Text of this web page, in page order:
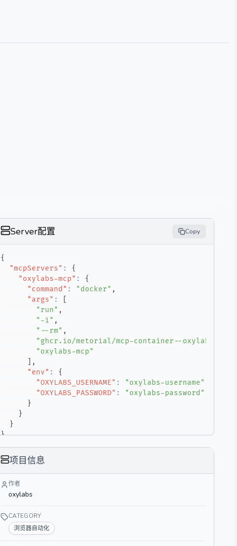
Server配置 Copy
{
"mcpServers" :
{
"oxylabs-mcp" :
{
"command" : "docker" ,
"args" :
"run" ,
"-i" ,
"--rm" ,
"ghcr.io/metorial/mcp-container--oxylabs--
"oxylabs-mcp"
,
"env" :
{
"OXYLABS_USERNAME" : "oxylabs-username"
"OXYLABS_PASSWORD" :
"oxylabs-password"
}
}
}
}
项目信息
作者
oxylabs
CATEGORY
浏览器自动化